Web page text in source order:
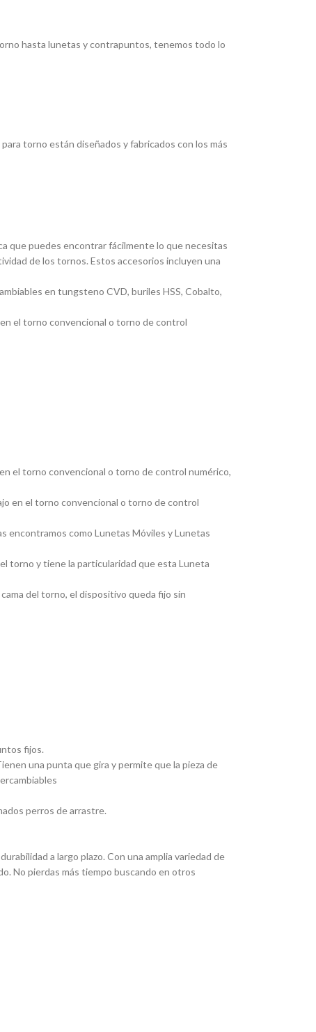
hasta lunetas y contrapuntos, tenemos todo lo
torno están diseñados y fabricados con los más
que puedes encontrar fácilmente lo que necesitas
de los tornos. Estos accesorios incluyen una
en tungsteno CVD, buriles HSS, Cobalto,
el torno convencional o torno de control
el torno convencional o torno de control numérico,
en el torno convencional o torno de control
encontramos como Lunetas Móviles y Lunetas
torno y tiene la particularidad que esta Luneta
del torno, el dispositivo queda fijo sin
fijos.
una punta que gira y permite que la pieza de
perros de arrastre.
a largo plazo. Con una amplia variedad de
No pierdas más tiempo buscando en otros